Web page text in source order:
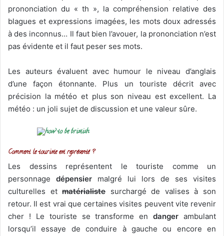
prononciation du « th », la compréhension relative des
blagues et expressions imagées, les mots doux adressés
à des inconnus… Il faut bien l’avouer, la prononciation n’est
pas évidente et il faut peser ses mots.
Les auteurs évaluent avec humour le niveau d’anglais
d’une façon étonnante. Plus un touriste décrit avec
précision la météo et plus son niveau est excellent. La
météo : un joli sujet de discussion et une valeur sûre.
Comment le touriste est représenté ?
Les dessins représentent le touriste comme un
personnage dépensier malgré lui lors de ses visites
culturelles etmatérialiste surchargé de valises à son
retour. Il est vrai que certaines visites peuvent vite revenir
cher ! Le touriste se transforme endanger ambulant
lorsqu’il essaye de conduire à gauche ou encore en